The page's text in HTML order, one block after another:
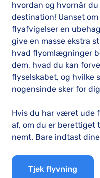
hvordan og hvornår
destination! Uanset
flyafvigelser en
give en masse ekstra
hvad flyomlægninger
dem, hvad du kan
flyselskabet, og hvilke
nogensinde sker for
Hvis du har været ude
af, om du er berettiget
nemt. Bare indtast
Tjek flyvning